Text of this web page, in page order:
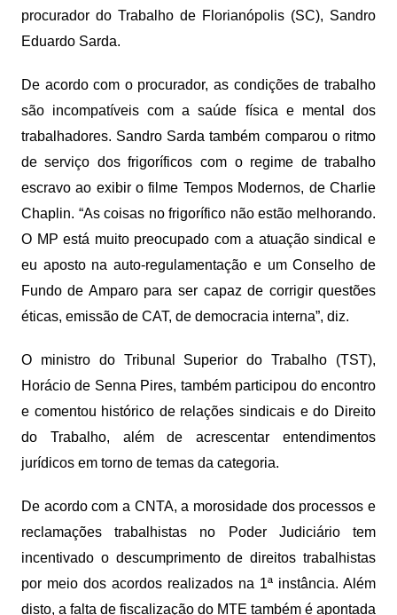
procurador do Trabalho de Florianópolis (SC), Sandro
Eduardo Sarda.
De acordo com o procurador, as condições de trabalho
são incompatíveis com a saúde física e mental dos
trabalhadores. Sandro Sarda também comparou o ritmo
de serviço dos frigoríficos com o regime de trabalho
escravo ao exibir o filme Tempos Modernos, de Charlie
Chaplin. “As coisas no frigorífico não estão melhorando.
O MP está muito preocupado com a atuação sindical e
eu aposto na auto-regulamentação e um Conselho de
Fundo de Amparo para ser capaz de corrigir questões
éticas, emissão de CAT, de democracia interna”, diz.
O ministro do Tribunal Superior do Trabalho (TST),
Horácio de Senna Pires, também participou do encontro
e comentou histórico de relações sindicais e do Direito
do Trabalho, além de acrescentar entendimentos
jurídicos em torno de temas da categoria.
De acordo com a CNTA, a morosidade dos processos e
reclamações trabalhistas no Poder Judiciário tem
incentivado o descumprimento de direitos trabalhistas
por meio dos acordos realizados na 1ª instância. Além
disto, a falta de fiscalização do MTE também é apontada